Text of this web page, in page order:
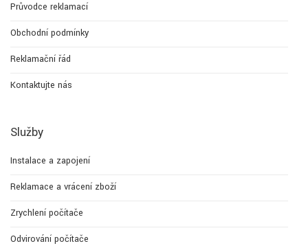
Průvodce reklamací
Obchodní podmínky
Reklamační řád
Kontaktujte nás
Služby
Instalace a zapojení
Reklamace a vrácení zboží
Zrychlení počítače
Odvirování počítače